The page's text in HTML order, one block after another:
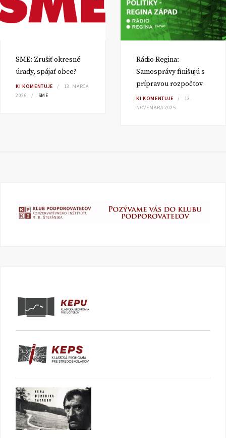
SME: Zrušiť okresné
úrady, spájať obce?
KI KOMENTUJE
13. MARCA
2026
SME
Rádio Regina:
Samosprávy finišujú s
prípravou rozpočtov
KI KOMENTUJE
13.
NOVEMBRA 2025